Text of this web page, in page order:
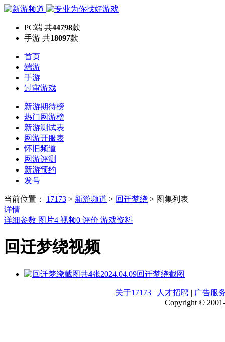
PC端 共44798款
手游 共18097款
首页
端游
手游
过审游戏
新游期待榜
热门网游榜
新游测试表
网游开服表
怀旧频道
网游评测
新游预约
发号
当前位置： 17173 > 新游频道 > 回迁梦绕 > 图集列表
详情
详细参数 图片4 视频0 评价 游戏资料
回迁梦绕视频
共4张2024.04.09回迁梦绕截图
关于17173 | 人才招聘 | 广告服
Copyright ©